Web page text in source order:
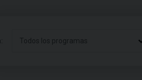
Todos los programas